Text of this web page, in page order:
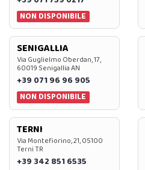
NON DISPONIBILE
SENIGALLIA
Via Guglielmo Oberdan, 17,
60019 Senigallia AN
+39 071 96 96 905
NON DISPONIBILE
TERNI
Via Montefiorino, 21, 05100
Terni TR
+39 342 851 6535